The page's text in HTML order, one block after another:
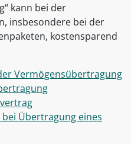
kann bei der
insbesondere bei der
kostensparend
Vermögensübertragung
Übertragung eines